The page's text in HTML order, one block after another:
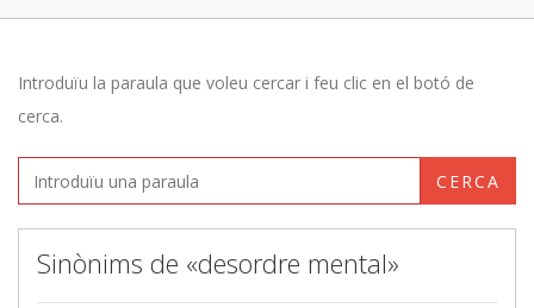
Introduïu la paraula que voleu cercar i feu clic en el botó de
cerca.
CERCA
Sinònims de «desordre mental»